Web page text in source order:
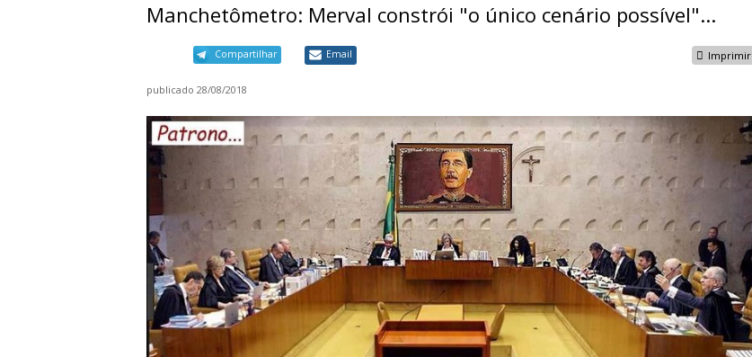
Manchetômetro: Merval constrói "o único cenário possível"...
Compartilhar Email Imprimir
publicado 28/08/2018